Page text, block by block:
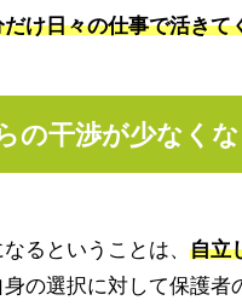
だけ日々の仕事で活きて
の干渉が少なくな
なるということは、自立
身の選択に対して保護者